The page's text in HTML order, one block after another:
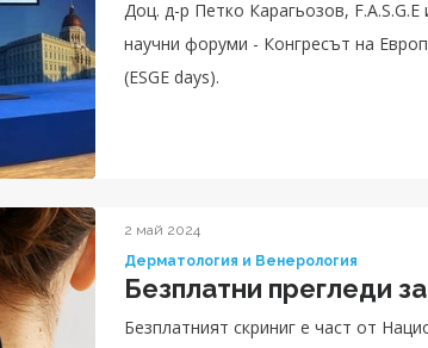
Доц. д-р Петко Карагьозов,
научни форуми - Конгресът на
(ESGE days).
2 май 2024
Дерматология и Венерология
Безплатни прегледи
Безплатният скриниг е част от